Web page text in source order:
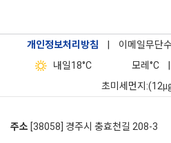
개인정보처리방침 이메일무단
내일18°C 모레 °C
초미세먼지:(12
주소 [38058] 경주시 충효천길 208-3